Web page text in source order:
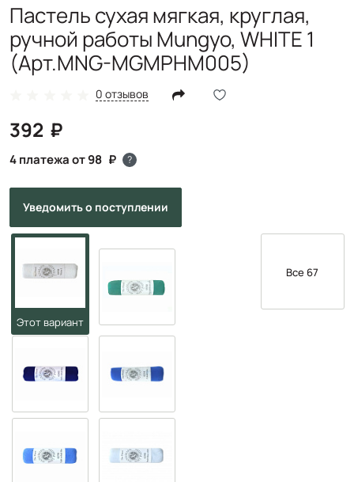
Пастель сухая мягкая, круглая,
ручной работы Mungyo, WHITE 1
(Арт.MNG-MGMPHM005)
0 отзывов
392
4 платежа от 98 ?
Уведомитьо поступлении
Все 67